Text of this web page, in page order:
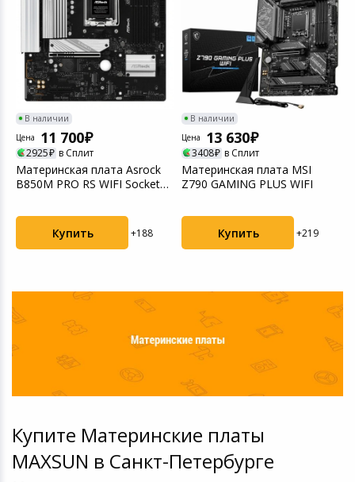
В наличии
Цена
11 700
2925 в Сплит
Материнская плата Asrock
B850M PRO RS WIFI Socket
Купить +188
В наличии
Цена
13 630
3408 в Сплит
Материнская плата MSI
Z790 GAMING PLUS WIFI
Купить +219
Купите Материнские платы
MAXSUN в Санкт-Петербурге